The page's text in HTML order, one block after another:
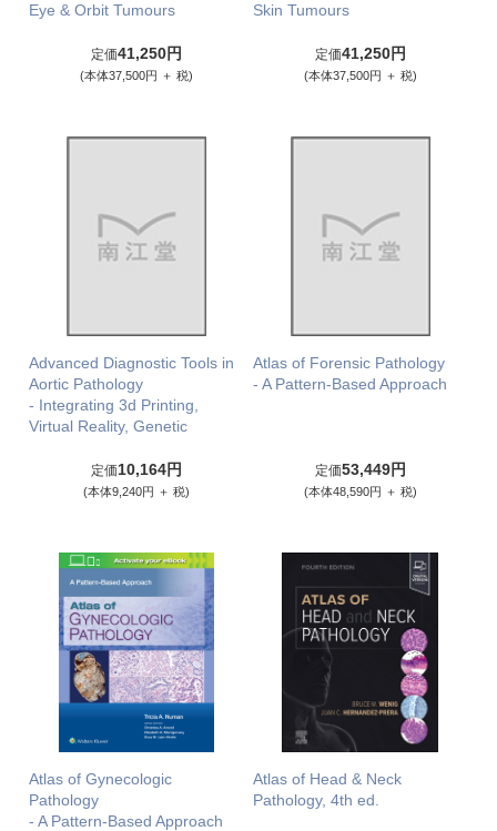
Eye & Orbit Tumours
定価41,250円
(本体37,500円 ＋ 税)
Skin Tumours
定価41,250円
(本体37,500円 ＋ 税)
Advanced Diagnostic Tools in
Aortic Pathology
- Integrating 3d Printing,
Virtual Reality, Genetic
定価10,164円
(本体9,240円 ＋ 税)
Atlas of Forensic Pathology
- A Pattern-Based Approach
定価53,449円
(本体48,590円 ＋ 税)
Atlas of Gynecologic
Pathology
- A Pattern-Based Approach
Atlas of Head & Neck
Pathology, 4th ed.